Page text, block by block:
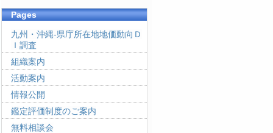
Pages
九州・沖縄-県庁所在地地価動向Ｄ
Ｉ調査
組織案内
活動案内
情報公開
鑑定評価制度のご案内
無料相談会